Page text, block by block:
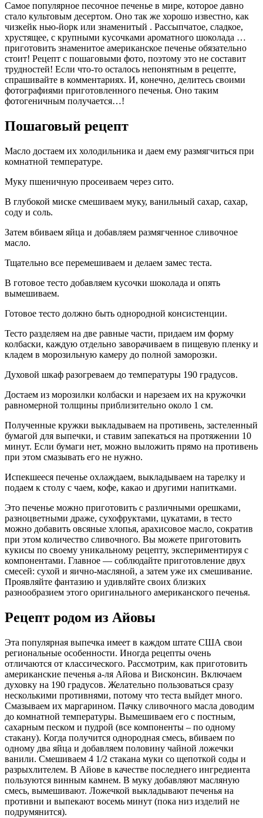
Самое популярное песочное печенье в мире, которое давно
стало культовым десертом. Оно так же хорошо известно, как
чизкейк нью-йорк или знаменитый . Рассыпчатое, сладкое,
хрустящее, с крупными кусочками ароматного шоколада …
приготовить знаменитое американское печенье обязательно
стоит! Рецепт с пошаговыми фото, поэтому это не составит
трудностей! Если что-то осталось непонятным в рецепте,
спрашивайте в комментариях. И, конечно, делитесь своими
фотографиями приготовленного печенья. Оно таким
фотогеничным получается…!
Пошаговый рецепт
Масло достаем их холодильника и даем ему размягчиться при
комнатной температуре.
Муку пшеничную просеиваем через сито.
В глубокой миске смешиваем муку, ванильный сахар, сахар,
соду и соль.
Затем вбиваем яйца и добавляем размягченное сливочное
масло.
Тщательно все перемешиваем и делаем замес теста.
В готовое тесто добавляем кусочки шоколада и опять
вымешиваем.
Готовое тесто должно быть однородной консистенции.
Тесто разделяем на две равные части, придаем им форму
колбаски, каждую отдельно заворачиваем в пищевую пленку и
кладем в морозильную камеру до полной заморозки.
Духовой шкаф разогреваем до температуры 190 градусов.
Достаем из морозилки колбаски и нарезаем их на кружочки
равномерной толщины приблизительно около 1 см.
Полученные кружки выкладываем на противень, застеленный
бумагой для выпечки, и ставим запекаться на протяжении 10
минут. Если бумаги нет, можно выложить прямо на противень
при этом смазывать его не нужно.
Испекшееся печенье охлаждаем, выкладываем на тарелку и
подаем к столу с чаем, кофе, какао и другими напитками.
Это печенье можно приготовить с различными орешками,
разноцветными драже, сухофруктами, цукатами, в тесто
можно добавить овсяные хлопья, арахисовое масло, сократив
при этом количество сливочного. Вы можете приготовить
кукисы по своему уникальному рецепту, экспериментируя с
компонентами. Главное — соблюдайте приготовление двух
смесей: сухой и яично-масляной, а затем уже их смешивание.
Проявляйте фантазию и удивляйте своих близких
разнообразием этого оригинального американского печенья.
Рецепт родом из Айовы
Эта популярная выпечка имеет в каждом штате США свои
региональные особенности. Иногда рецепты очень
отличаются от классического. Рассмотрим, как приготовить
американские печенья а-ля Айова и Висконсин. Включаем
духовку на 190 градусов. Желательно пользоваться сразу
несколькими противнями, потому что теста выйдет много.
Смазываем их маргарином. Пачку сливочного масла доводим
до комнатной температуры. Вымешиваем его с постным,
сахарным песком и пудрой (все компоненты – по одному
стакану). Когда получится однородная смесь, вбиваем по
одному два яйца и добавляем половину чайной ложечки
ванили. Смешиваем 4 1/2 стакана муки со щепоткой соды и
разрыхлителем. В Айове в качестве последнего ингредиента
пользуются винным камнем. В муку добавляют масляную
смесь, вымешивают. Ложечкой выкладывают печенья на
противни и выпекают восемь минут (пока низ изделий не
подрумянится).